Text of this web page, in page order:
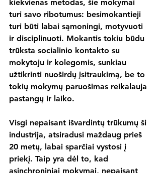
kiekvienas metodas, šie mokymai
turi savo ribotumus: besimokantieji
turi būti labai sąmoningi, motyvuoti
ir disciplinuoti. Mokantis tokiu būdu
trūksta socialinio kontakto su
mokytoju ir kolegomis, sunkiau
užtikrinti nuoširdų įsitraukimą, be to
tokių mokymų paruošimas reikalauja
pastangų ir laiko.
Visgi nepaisant išvardintų trūkumų ši
industrija, atsiradusi maždaug prieš
20 metų, labai sparčiai vystosi į
priekį. Taip yra dėl to, kad
asinchroniniai mokymai, nepaisant